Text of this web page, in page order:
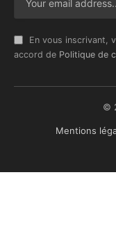
En vous inscrivant,
accord de Politique de
©
Mentions